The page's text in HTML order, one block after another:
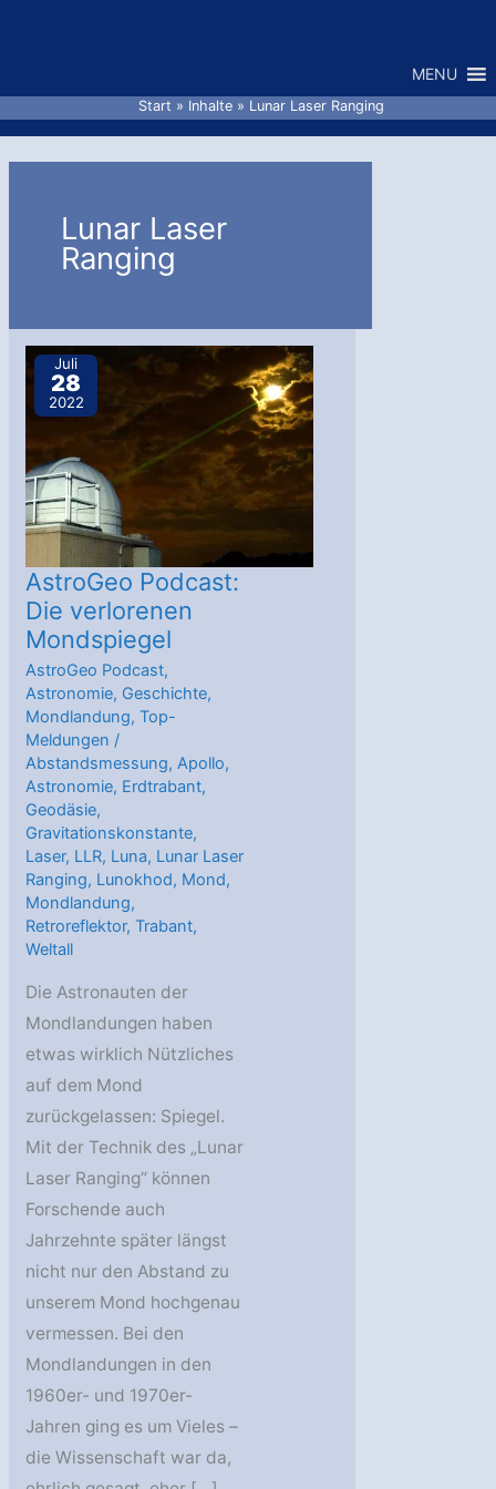
MENU
Start Inhalte Lunar Laser Ranging
Lunar Laser
Ranging
Juli
28
2022
AstroGeo Podcast:
Die verlorenen
Mondspiegel
AstroGeo Podcast,
Astronomie, Geschichte,
Mondlandung,Top-
Meldungen /
Abstandsmessung,Apollo,
Astronomie, Erdtrabant,
Geodäsie,
Gravitationskonstante,
Laser, LLR, Luna, Lunar Laser
Ranging, Lunokhod, Mond,
Mondlandung,
Retroreflektor,Trabant,
Weltall
Die Astronauten der
Mondlandungen haben
etwas wirklich Nützliches
auf dem Mond
zurückgelassen: Spiegel.
Mit der Technik des „Lunar
Laser Ranging“ können
Forschende auch
Jahrzehnte später längst
nicht nur den Abstand zu
unserem Mond hochgenau
vermessen. Bei den
Mondlandungen in den
1960er- und 1970er-
Jahren ging es um Vieles –
die Wissenschaft war da,